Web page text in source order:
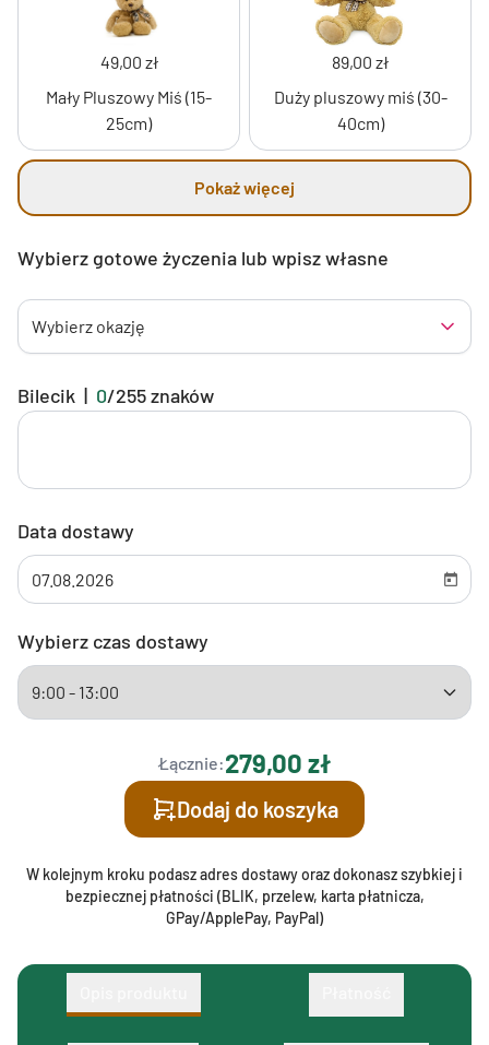
49,00 zł
Mały Pluszowy Miś (15-
25cm)
89,00 zł
Duży pluszowy miś (30-
40cm)
Pokaż więcej
Wybierz gotowe życzenia lub wpisz własne
Wybierz okazję
Bilecik | 0/255znaków
Data dostawy
Wybierz czas dostawy
Łącznie:279,00 zł
Dodaj do koszyka
W kolejnym kroku podasz adres dostawy oraz dokonasz szybkiej i
bezpiecznej płatności (BLIK, przelew, karta płatnicza,
GPay/ApplePay, PayPal)